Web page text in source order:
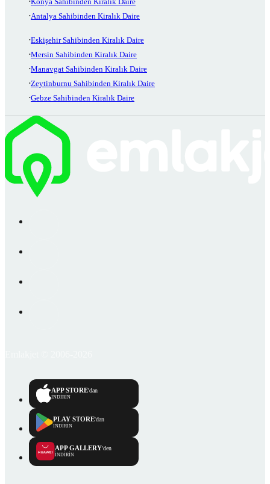
Antalya Sahibinden Kiralık Daire
Eskişehir Sahibinden Kiralık Daire
Mersin Sahibinden Kiralık Daire
Manavgat Sahibinden Kiralık Daire
Zeytinburnu Sahibinden Kiralık Daire
Gebze Sahibinden Kiralık Daire
APP STORE'dan
İNDİRİN
PLAY STORE'dan
İNDİRİN
APP GALLERY'den
İNDİRİN